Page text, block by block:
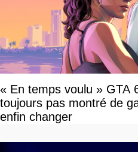
« En temps voulu » GTA
toujours pas montré de
enfin changer